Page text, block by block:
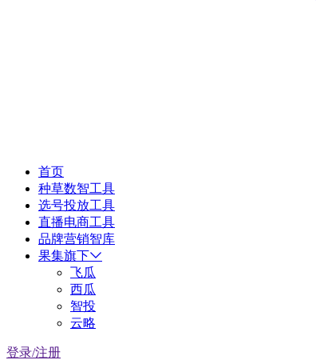
首页
种草数智工具
选号投放工具
直播电商工具
品牌营销智库
果集旗下
飞瓜
西瓜
智投
云略
登录/注册